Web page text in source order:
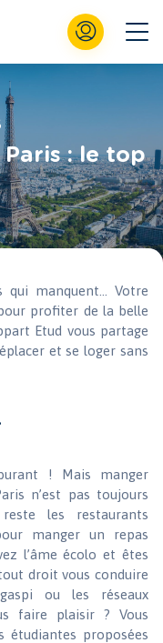
: le top
manquent… Votre
profiter de la belle
Etud vous partage
et se loger sans
! Mais manger
n’est pas toujours
les restaurants
manger un repas
l’âme écolo et êtes
droit vous conduire
ou les réseaux
faire plaisir ? Vous
étudiantes proposées